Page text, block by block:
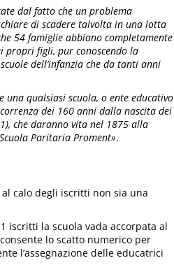
dal fatto che un problema
di scadere talvolta in una lotta
54 famiglie abbiano completamente
propri figli, pur conoscendo la
dell’infanzia che da tanti anni
qualsiasi scuola, o ente educativo
dei 160 anni dalla nascita dei
che daranno vita nel 1875 alla
Paritaria Proment».
calo degli iscritti non sia una
iscritti la scuola vada accorpata al
lo scatto numerico per
l’assegnazione delle educatrici